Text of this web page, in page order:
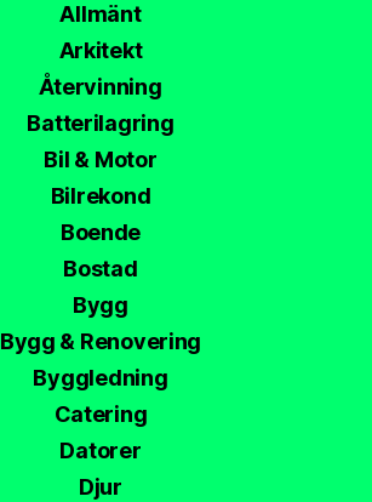
Allmänt
Arkitekt
Återvinning
Batterilagring
Bil & Motor
Bilrekond
Boende
Bostad
Bygg
Bygg & Renovering
Byggledning
Catering
Datorer
Djur